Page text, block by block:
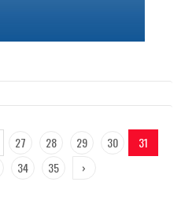
27 28 29 30
31
34 35 ›